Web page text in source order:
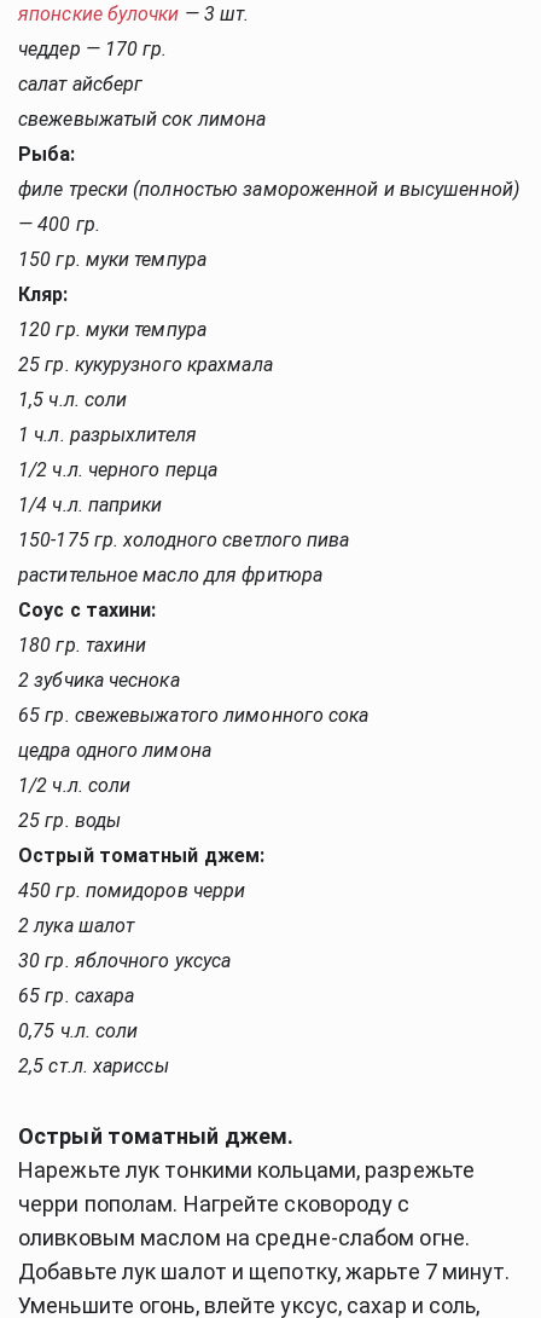
японские булочки — 3 шт.
чеддер — 170 гр.
салат айсберг
свежевыжатый сок лимона
Рыба:
филе трески (полностью замороженной и высушенной)
— 400 гр.
150 гр. муки темпура
Кляр:
120 гр. муки темпура
25 гр. кукурузного крахмала
1,5 ч.л. соли
1 ч.л. разрыхлителя
1/2 ч.л. черного перца
1/4 ч.л. паприки
150-175 гр. холодного светлого пива
растительное масло для фритюра
Соус с тахини:
180 гр. тахини
2 зубчика чеснока
65 гр. свежевыжатого лимонного сока
цедра одного лимона
1/2 ч.л. соли
25 гр. воды
Острый томатный джем:
450 гр. помидоров черри
2 лука шалот
30 гр. яблочного уксуса
65 гр. сахара
0,75 ч.л. соли
2,5 ст.л. хариссы
Острый томатный джем.
Нарежьте лук тонкими кольцами, разрежьте
черри пополам. Нагрейте сковороду с
оливковым маслом на средне-слабом огне.
Добавьте лук шалот и щепотку, жарьте 7 минут.
Уменьшите огонь, влейте уксус, сахар и соль,